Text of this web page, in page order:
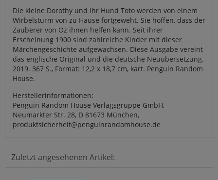
Die kleine Dorothy und ihr Hund Toto werden von einem
Wirbelsturm von zu Hause fortgeweht. Sie hoffen, dass der
Zauberer von Oz ihnen helfen kann. Seit ihrer
Erscheinung 1900 sind zahlreiche Kinder mit dieser
Märchengeschichte aufgewachsen. Diese Ausgabe vereint
das englische Original und die deutsche Neuübersetzung.
2019. 367 S., Format: 12,2 x 18,7 cm, kart. Penguin Random
House.
Herstellerinformationen:
Penguin Random House Verlagsgruppe GmbH,
Neumarkter Str. 28, D 81673 München,
produktsicherheit@penguinrandomhouse.de
Zuletzt angesehenen Artikel: